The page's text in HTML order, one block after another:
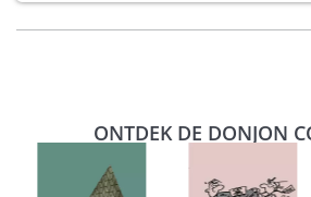
ONTDEK DE DONJON